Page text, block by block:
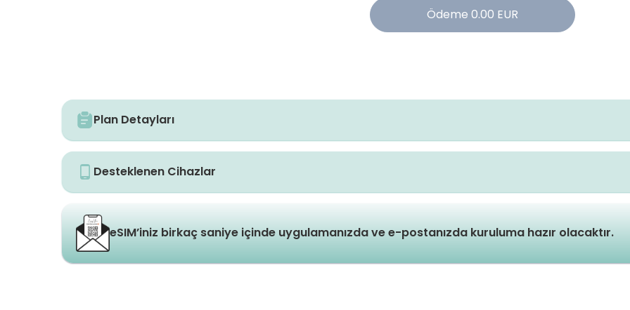
Ödeme 0.00 EUR
Plan Detayları
Desteklenen Cihazlar
eSIM’iniz birkaç saniye içinde uygulamanızda ve e-postanızda kuruluma hazır olacaktır.